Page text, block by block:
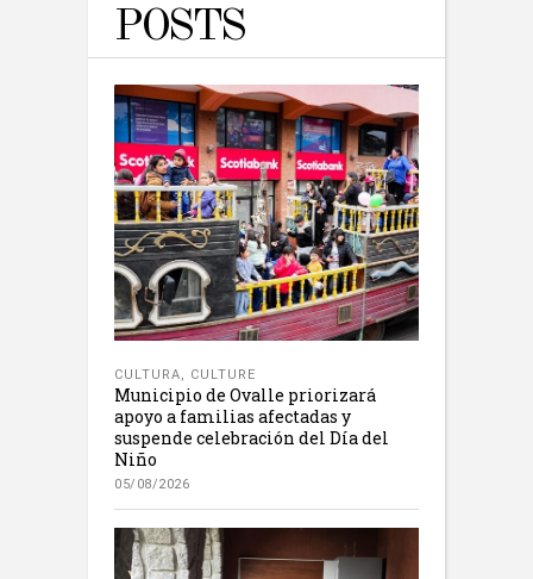
POSTS
CULTURA CULTURE
Municipio de Ovalle priorizará
apoyo a familias afectadas y
suspende celebración del Día del
Niño
05/08/2026